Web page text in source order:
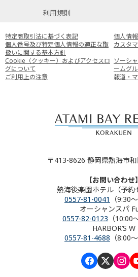
利用規則
特定商取引法に基づく表記
個人情
個人番号及び特定個人情報の適正な取
扱いに関する基本方針
カスタ
Cookie（クッキー）およびアクセスロ
グについて
ソーシ
ームグル
ご利用上の注意
報道・
〒413-8626 静岡県熱海市
【お問い合わせ】
熱海後楽園ホテル（予約
0557-81-0041
（9:30
オーシャンスパ
0557-82-0123 （10:00
HARBOR’S W
0557-81-4688 （8:00